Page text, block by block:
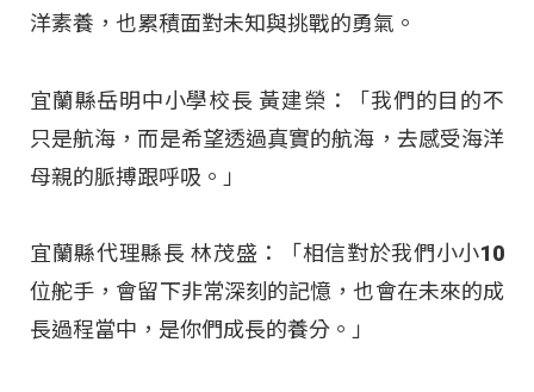
洋素養，也累積面對未知與挑戰的勇氣。
宜蘭縣岳明中小學校長 黃建榮：「我們的目的不
只是航海，而是希望透過真實的航海，去感受海洋
母親的脈搏跟呼吸。」
宜蘭縣代理縣長 林茂盛：「相信對於我們小小10
位舵手，會留下非常深刻的記憶，也會在未來的成
長過程當中，是你們成長的養分。」